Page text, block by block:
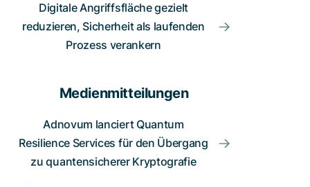
Digitale Angriffsfläche gezielt
reduzieren, Sicherheit als laufenden
Prozess verankern
Medienmitteilungen
Adnovum lanciert Quantum
Resilience Services für den Übergang
zu quantensicherer Kryptografie